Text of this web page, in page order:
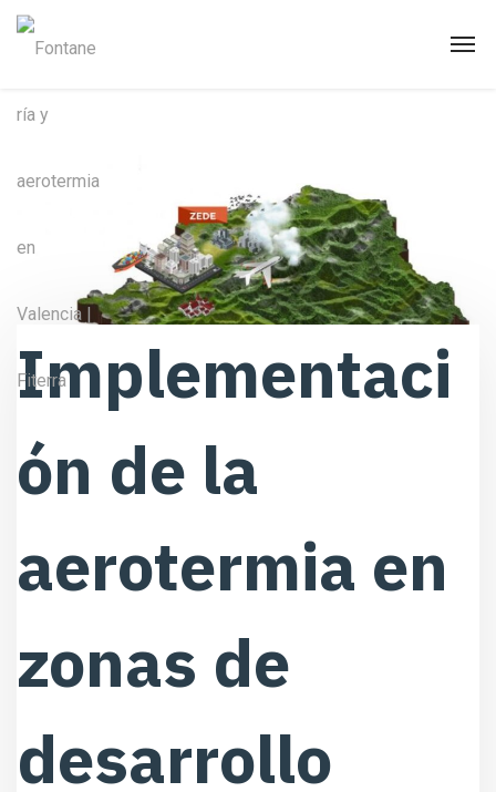
Implementaci
ón de la
aerotermia en
zonas de
desarrollo